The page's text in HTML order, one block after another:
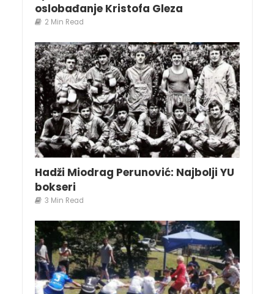
oslobađanje Kristofa Gleza
2 Min Read
Hadži Miodrag Perunović: Najbolji YU
bokseri
3 Min Read